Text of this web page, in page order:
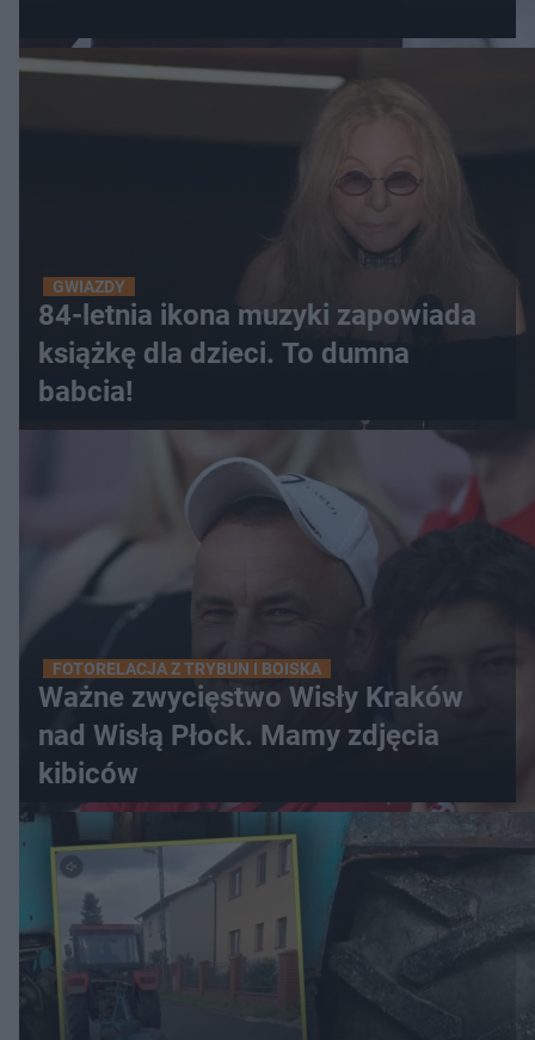
GWIAZDY
84-letnia ikona muzyki zapowiada
książkę dla dzieci. To dumna
babcia!
FOTORELACJA Z TRYBUN I BOISKA
Ważne zwycięstwo Wisły Kraków
nad Wisłą Płock. Mamy zdjęcia
kibiców